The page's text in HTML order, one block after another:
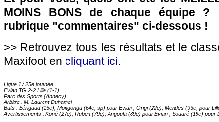
MOINS BONS de chaque équipe ?
rubrique "commentaires" ci-dessous !
>> Retrouvez tous les résultats et le
Maxifoot en cliquant ici.
Ligue 1 / 25e journée
Evian TG 2-2 Lille (1-1)
Parc des Sports (Annecy)
Arbitre : M. Laurent Duhamel
Buts : Bérigaud (15e), Mongongu (64e, sp) pour Evian ; Origi (22e), Mendes (93e) pour
Avertissements : Koné (27e), Ruben (79e), Angoula (89e) pour Evian ; Souaré (19e) pour